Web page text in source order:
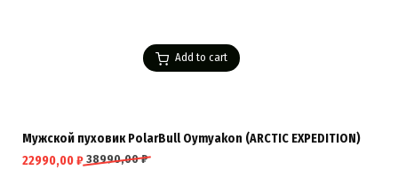
Add to cart
Мужской пуховик PolarBull Oymyakon (ARCTIC EXPEDITION)
38990,00₽
22990,00₽